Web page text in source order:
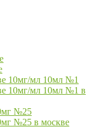
10мг/мл 10мл №1
10мг/мл 10мл №1 в
№25
№25 в москве